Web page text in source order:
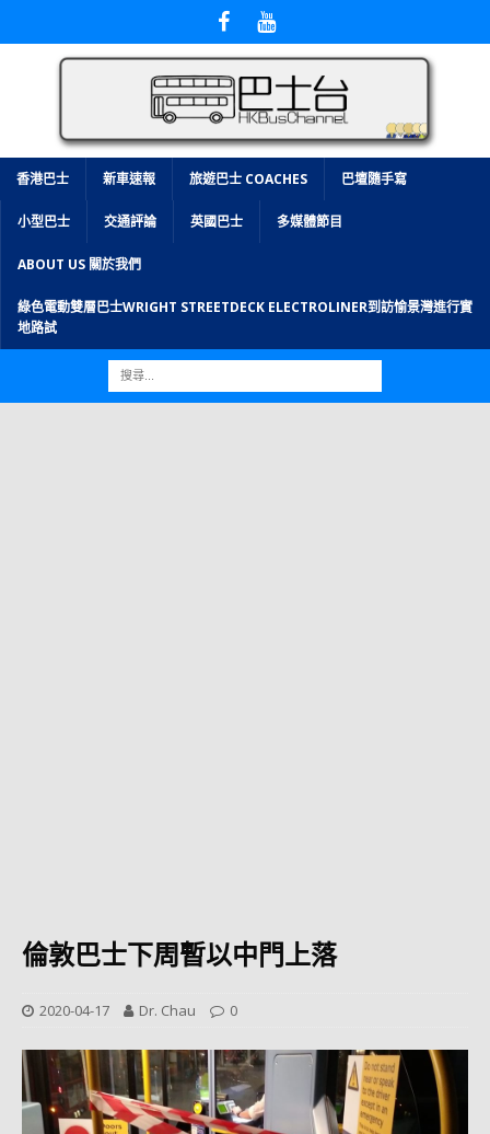
香港巴士 新車速報 旅遊巴士 COACHES 巴壇隨手寫
小型巴士 交通評論 英國巴士 多媒體節目
ABOUT US 關於我們
綠色電動雙層巴士WRIGHT STREETDECK ELECTROLINER到訪愉景灣進行實
地路試
倫敦巴士下周暫以中門上落
2020-04-17 Dr. Chau 0